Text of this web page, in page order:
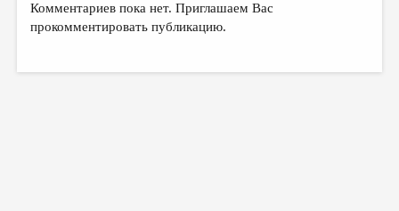
Комментариев пока нет. Приглашаем Вас
прокомментировать публикацию.